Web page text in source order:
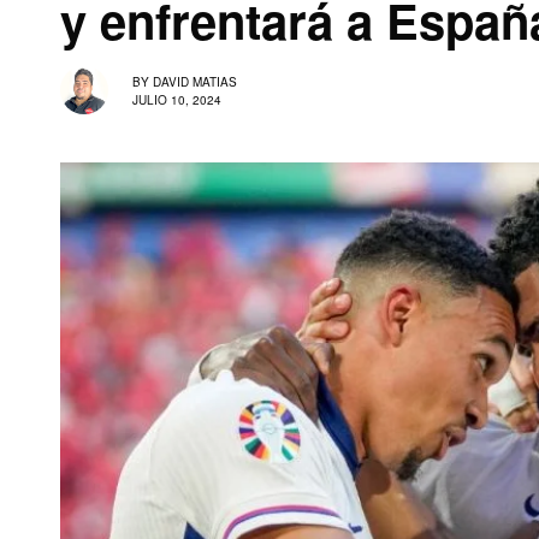
y enfrentará a
BY DAVID MATIAS
JULIO 10, 2024